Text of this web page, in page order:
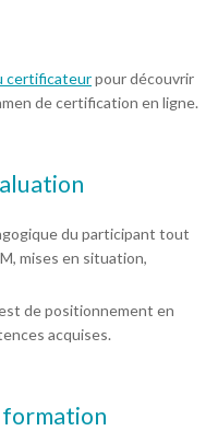
certificateurpour découvrir
de certification en ligne.
du participant tout
mises en situation,
de positionnement en
acquises.
formation